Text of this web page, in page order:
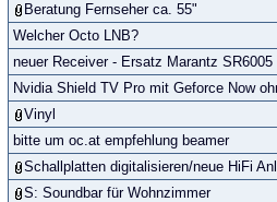
Beratung Fernseher ca. 55"
Welcher Octo LNB?
neuer Receiver - Ersatz Marantz SR6005
Nvidia Shield TV Pro mit Geforce Now
Vinyl
bitte um oc.at empfehlung beamer
Schallplatten digitalisieren/neue HiFi
S: Soundbar für Wohnzimmer